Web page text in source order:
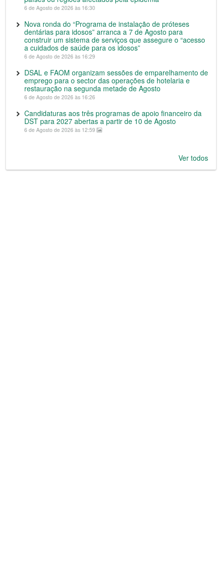
6 de Agosto de 2026 às 16:30
Nova ronda do “Programa de instalação de próteses
dentárias para idosos” arranca a 7 de Agosto para
construir um sistema de serviços que assegure o “acesso
a cuidados de saúde para os idosos”
6 de Agosto de 2026 às 16:29
DSAL e FAOM organizam sessões de emparelhamento de
emprego para o sector das operações de hotelaria e
restauração na segunda metade de Agosto
6 de Agosto de 2026 às 16:26
Candidaturas aos três programas de apoio financeiro da
DST para 2027 abertas a partir de 10 de Agosto
6 de Agosto de 2026 às 12:59
Ver todos